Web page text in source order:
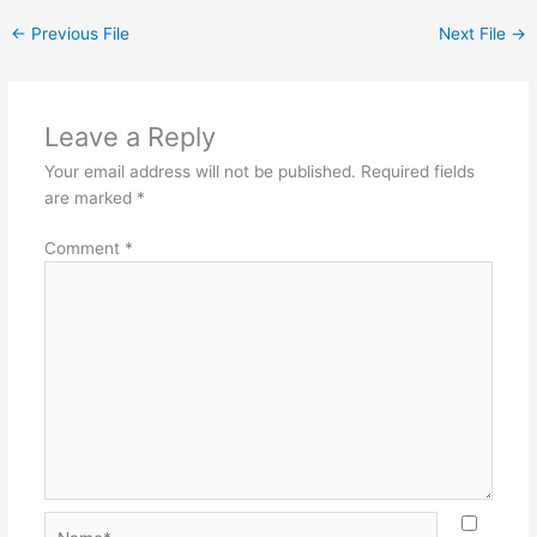
← Previous File Next File →
Leave a Reply
Your email address will not be published. Required fields
are marked *
Comment *